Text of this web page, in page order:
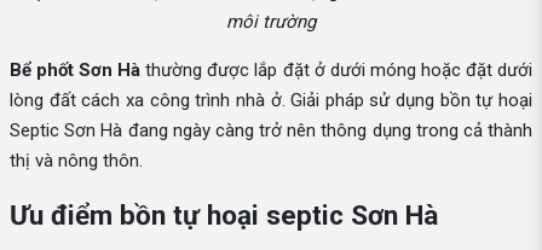
môi trường
Bể phốt Sơn Hà thường được lắp đặt ở dưới móng hoặc đặt dưới
lòng đất cách xa công trình nhà ở. Giải pháp sử dụng bồn tự hoại
Septic Sơn Hà đang ngày càng trở nên thông dụng trong cả thành
thị và nông thôn.
Ưu điểm bồn tự hoại septic Sơn Hà